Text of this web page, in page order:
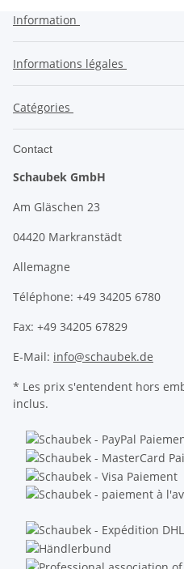
Information
Informations légales
Catégories
Contact
Schaubek GmbH
Am Gläschen 23
04420 Markranstädt
Allemagne
Téléphone: +49 34205 6780
Fax: +49 34205 67829
E-Mail: info@schaubek.de
* Les prix s'entendent hors
inclus.